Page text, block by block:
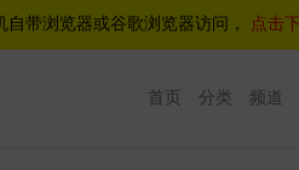
带浏览器或谷歌浏览器访问， 点击
首页 分类 频道